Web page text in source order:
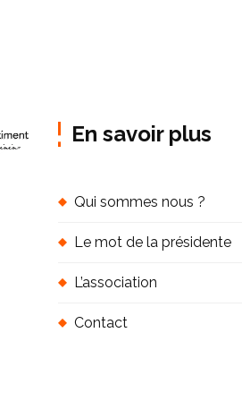
En savoir plus
Qui sommes nous ?
Le mot de la présidente
L’association
Contact